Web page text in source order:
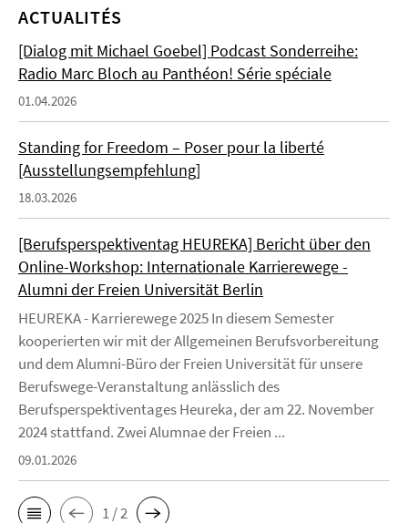
ACTUALITÉS
[Dialog mit Michael Goebel] Podcast Sonderreihe:
Radio Marc Bloch au Panthéon! Série spéciale
01.04.2026
Standing for Freedom – Poser pour la liberté
[Ausstellungsempfehlung]
18.03.2026
[Berufsperspektiventag HEUREKA] Bericht über den
Online-Workshop: Internationale Karrierewege -
Alumni der Freien Universität Berlin
HEUREKA - Karrierewege 2025 In diesem Semester
kooperierten wir mit der Allgemeinen Berufsvorbereitung
und dem Alumni-Büro der Freien Universität für unsere
Berufswege-Veranstaltung anlässlich des
Berufsperspektiventages Heureka, der am 22. November
2024 stattfand. Zwei Alumnae der Freien ...
09.01.2026
1 / 2